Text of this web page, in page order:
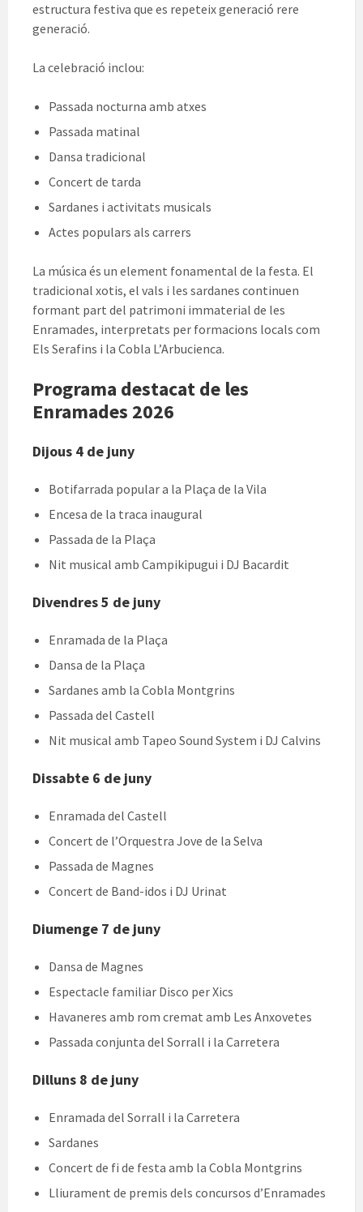
estructura festiva que es repeteix generació rere
generació.
La celebració inclou:
Passada nocturna amb atxes
Passada matinal
Dansa tradicional
Concert de tarda
Sardanes i activitats musicals
Actes populars als carrers
La música és un element fonamental de la festa. El
tradicional xotis, el vals i les sardanes continuen
formant part del patrimoni immaterial de les
Enramades, interpretats per formacions locals com
Els Serafins i la Cobla L’Arbucienca.
Programa destacat de les
Enramades 2026
Dijous 4 de juny
Botifarrada popular a la Plaça de la Vila
Encesa de la traca inaugural
Passada de la Plaça
Nit musical amb Campikipugui i DJ Bacardit
Divendres 5 de juny
Enramada de la Plaça
Dansa de la Plaça
Sardanes amb la Cobla Montgrins
Passada del Castell
Nit musical amb Tapeo Sound System i DJ Calvins
Dissabte 6 de juny
Enramada del Castell
Concert de l’Orquestra Jove de la Selva
Passada de Magnes
Concert de Band-idos i DJ Urinat
Diumenge 7 de juny
Dansa de Magnes
Espectacle familiar Disco per Xics
Havaneres amb rom cremat amb Les Anxovetes
Passada conjunta del Sorrall i la Carretera
Dilluns 8 de juny
Enramada del Sorrall i la Carretera
Sardanes
Concert de fi de festa amb la Cobla Montgrins
Lliurament de premis dels concursos d’Enramades